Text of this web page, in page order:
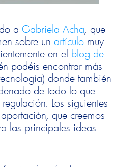
a Gabriela Acha, que
sobre un artículo muy
en el blog de
podéis encontrar más
donde también
de todo lo que
Los siguientes
que creemos
las principales ideas